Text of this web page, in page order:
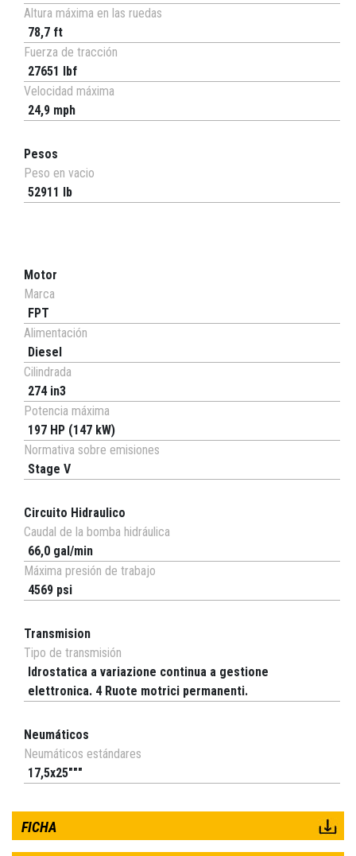
Altura máxima en las ruedas
78,7 ft
Fuerza de tracción
27651 lbf
Velocidad máxima
24,9 mph
Pesos
Peso en vacio
52911 lb
Motor
Marca
FPT
Alimentación
Diesel
Cilindrada
274 in3
Potencia máxima
197 HP (147 kW)
Normativa sobre emisiones
Stage V
Circuito Hidraulico
Caudal de la bomba hidráulica
66,0 gal/min
Máxima presión de trabajo
4569 psi
Transmision
Tipo de transmisión
Idrostatica a variazione continua a gestione
elettronica. 4 Ruote motrici permanenti.
Neumáticos
Neumáticos estándares
17,5x25"""
FICHA